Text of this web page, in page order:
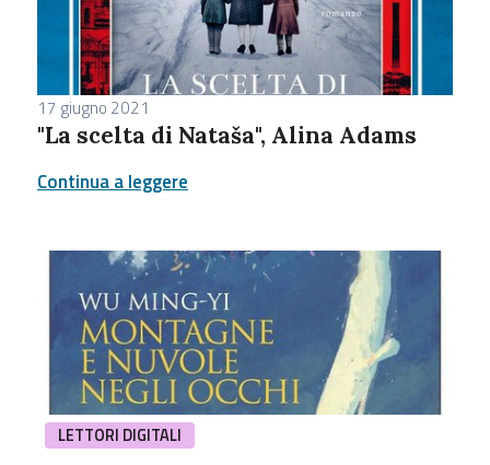
17 giugno 2021
"La scelta di Nataša", Alina Adams
Continua a leggere
LETTORI DIGITALI